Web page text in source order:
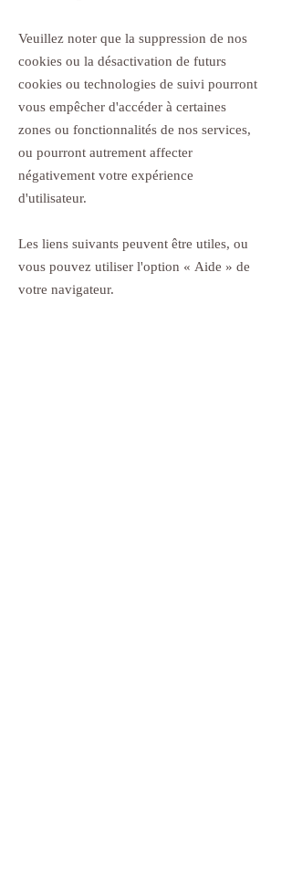
Veuillez noter que la suppression de nos
cookies ou la désactivation de futurs
cookies ou technologies de suivi pourront
vous empêcher d'accéder à certaines
zones ou fonctionnalités de nos services,
ou pourront autrement affecter
négativement votre expérience
d'utilisateur.
Les liens suivants peuvent être utiles, ou
vous pouvez utiliser l'option « Aide » de
votre navigateur.